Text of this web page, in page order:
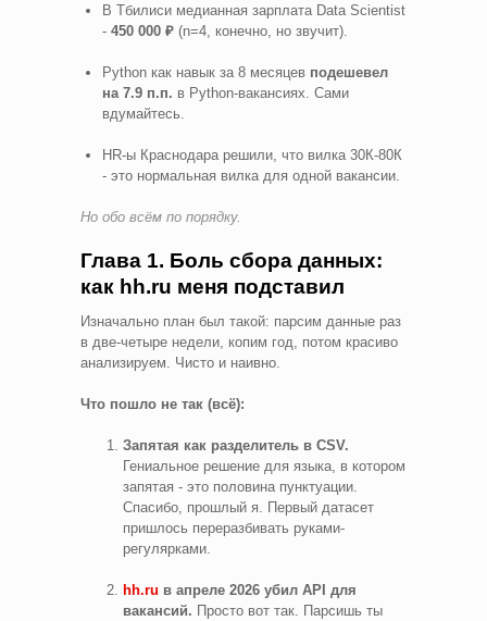
В Тбилиси медианная зарплата Data Scientist
- 450 000 ₽ (n=4, конечно, но звучит).
Python как навык за 8 месяцев подешевел
на 7.9 п.п. в Python-вакансиях. Сами
вдумайтесь.
HR-ы Краснодара решили, что вилка 30К-80К
- это нормальная вилка для одной вакансии.
Но обо всём по порядку.
Глава 1. Боль сбора данных:
как hh.ru меня подставил
Изначально план был такой: парсим данные раз
в две-четыре недели, копим год, потом красиво
анализируем. Чисто и наивно.
Что пошло не так (всё):
Запятая как разделитель в CSV.
Гениальное решение для языка, в котором
запятая - это половина пунктуации.
Спасибо, прошлый я. Первый датасет
пришлось переразбивать руками-
регулярками.
hh.ru в апреле 2026 убил API для
вакансий. Просто вот так. Парсишь ты